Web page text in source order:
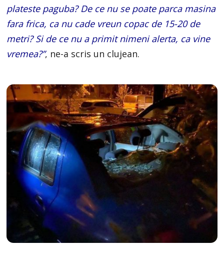
plateste paguba? De ce nu se poate parca masina
fara frica, ca nu cade vreun copac de 15-20 de
metri? Si de ce nu a primit nimeni alerta, ca vine
vremea?”, ne-a scris un clujean.